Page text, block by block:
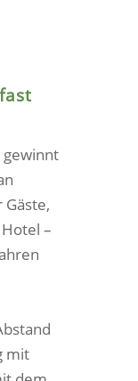
gewinnt
–
mit